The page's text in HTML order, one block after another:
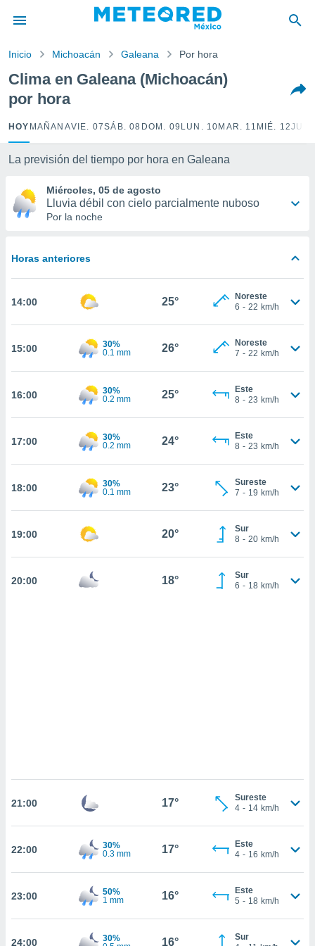
ha sido
para
que se
calidad.
a este
las
y
forma
digital
seguir
la
todas
nuestros
análisis
así como
aceptar
sitio
CONTINUAR
Inicio Michoacán Galeana Por hora
Clima en Galeana (Michoacán)
por hora
HOY MAÑANAVIE. 07SÁB. 08 DOM. 09 LUN. 10 MAR. 11 MIÉ. 12JUE.
La previsión del tiempo por hora en Galeana
Miércoles, 05 de agosto
Lluvia débil con cielo parcialmente nuboso
Por la noche
Horas anteriores
14:00 25°
Noreste
6 - 22 km/h
15:00
30%
0.1 mm
26°
Noreste
7 - 22 km/h
16:00
30%
0.2 mm
25°
Este
8 - 23 km/h
17:00
30%
0.2 mm
24°
Este
8 - 23 km/h
18:00
30%
0.1 mm
23°
Sureste
7 - 19 km/h
19:00 20°
Sur
8 - 20 km/h
20:00 18°
Sur
6 - 18 km/h
21:00 17°
Sureste
4 - 14 km/h
22:00
30%
0.3 mm
17°
Este
4 - 16 km/h
23:00
50%
1 mm
16°
Este
5 - 18 km/h
24:00
30%
16°
Sur